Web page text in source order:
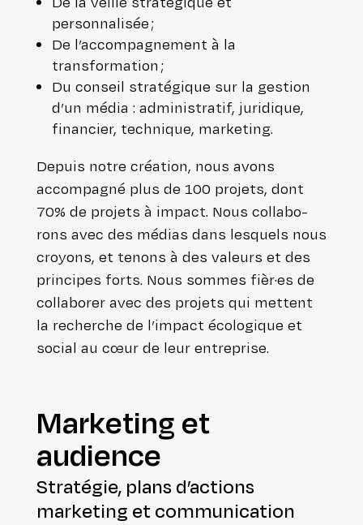
personnalisée ;
De l’ac­com­pa­gne­ment à la
transformation ;
Du conseil stra­té­gique sur la gestion
d’un média : admi­nis­tra­tif, juridique,
financier, technique, marketing.
Depuis notre création, nous avons
accom­pa­gné plus de 100 projets, dont
70% de projets à impact. Nous col­la­bo­
rons avec des médias dans lesquels nous
croyons, et tenons à des valeurs et des
principes forts. Nous sommes fièr·es de
col­la­bo­rer avec des projets qui mettent
la recherche de l’impact éco­lo­gique et
social au cœur de leur entreprise.
Marketing et
audience
Stratégie, plans d’actions
marketing et communication